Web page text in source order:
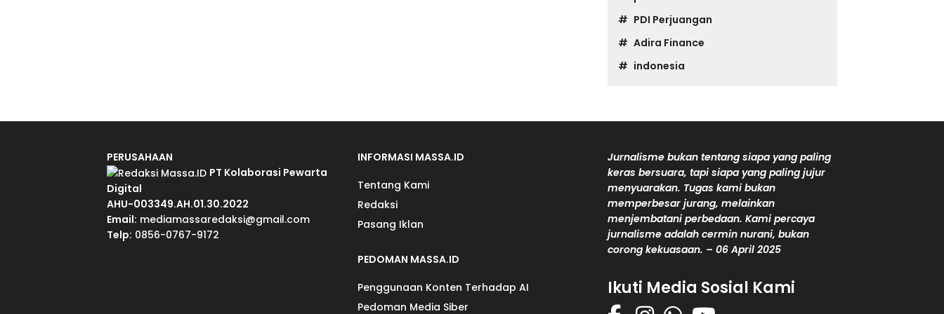
PDI Perjuangan
Adira Finance
indonesia
PERUSAHAAN
PT Kolaborasi Pewarta
Digital
AHU-003349.AH.01.30.2022
Email: mediamassaredaksi@gmail.com
Telp: 0856-0767-9172
INFORMASI MASSA.ID
Tentang Kami
Redaksi
Pasang Iklan
PEDOMAN MASSA.ID
Penggunaan Konten Terhadap AI
Pedoman Media Siber
Jurnalisme bukan tentang siapa yang paling
keras bersuara, tapi siapa yang paling jujur
menyuarakan. Tugas kami bukan
memperbesar jurang, melainkan
menjembatani perbedaan. Kami percaya
jurnalisme adalah cermin nurani, bukan
corong kekuasaan. – 06 April 2025
Ikuti Media Sosial Kami